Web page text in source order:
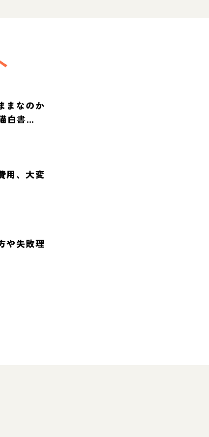
まなのか
白書
用、大変
や失敗理